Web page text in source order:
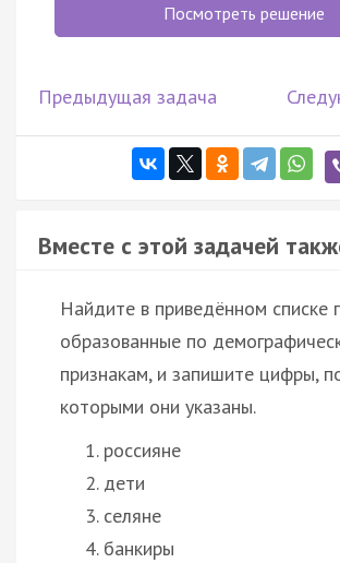
Посмотреть решение
Предыдущая задача
Вместе с этой задачей
Найдите в приведённом списке
образованные по
признакам, и запишите цифры,
которыми они указаны.
россияне
дети
селяне
банкиры